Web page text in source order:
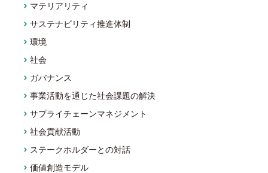
マテリアリティ
サステナビリティ推進体制
環境
社会
ガバナンス
事業活動を通じた社会課題の解決
サプライチェーンマネジメント
社会貢献活動
ステークホルダーとの対話
価値創造モデル